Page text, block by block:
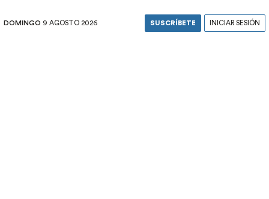
DOMINGO 9 AGOSTO 2026 SUSCRÍBETE INICIAR SESIÓN